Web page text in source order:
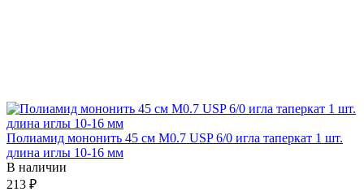
Полиамид мононить 45 см М0.7 USP 6/0 игла таперкат 1 шт.
длина иглы 10-16 мм
В наличии
213 ₽